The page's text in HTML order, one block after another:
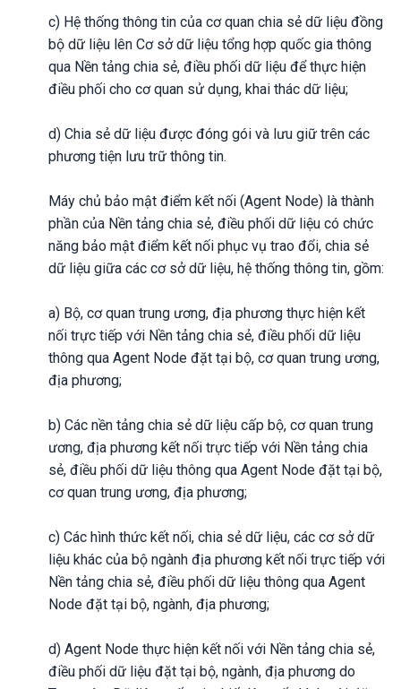
c) Hệ thống thông tin của cơ quan chia sẻ dữ liệu đồng
bộ dữ liệu lên Cơ sở dữ liệu tổng hợp quốc gia thông
qua Nền tảng chia sẻ, điều phối dữ liệu để thực hiện
điều phối cho cơ quan sử dụng, khai thác dữ liệu;
d) Chia sẻ dữ liệu được đóng gói và lưu giữ trên các
phương tiện lưu trữ thông tin.
Máy chủ bảo mật điểm kết nối (Agent Node) là thành
phần của Nền tảng chia sẻ, điều phối dữ liệu có chức
năng bảo mật điểm kết nối phục vụ trao đổi, chia sẻ
dữ liệu giữa các cơ sở dữ liệu, hệ thống thông tin, gồm:
a) Bộ, cơ quan trung ương, địa phương thực hiện kết
nối trực tiếp với Nền tảng chia sẻ, điều phối dữ liệu
thông qua Agent Node đặt tại bộ, cơ quan trung ương,
địa phương;
b) Các nền tảng chia sẻ dữ liệu cấp bộ, cơ quan trung
ương, địa phương kết nối trực tiếp với Nền tảng chia
sẻ, điều phối dữ liệu thông qua Agent Node đặt tại bộ,
cơ quan trung ương, địa phương;
c) Các hình thức kết nối, chia sẻ dữ liệu, các cơ sở dữ
liệu khác của bộ ngành địa phương kết nối trực tiếp với
Nền tảng chia sẻ, điều phối dữ liệu thông qua Agent
Node đặt tại bộ, ngành, địa phương;
d) Agent Node thực hiện kết nối với Nền tảng chia sẻ,
điều phối dữ liệu đặt tại bộ, ngành, địa phương do